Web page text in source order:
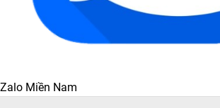
Zalo Miền Nam